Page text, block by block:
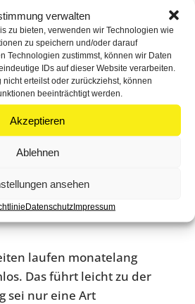
verwalten
zu bieten, verwenden wir Technologien wie
zu speichern und/oder darauf
Technologien zustimmst, können wir Daten
IDs auf dieser Website verarbeiten.
erteilst oder zurückziehst, können
beeinträchtigt werden.
Akzeptieren
Ablehnen
ansehen
DatenschutzImpressum
auch, sauber zu
laufender technischer
Sonderprojekten.
schafft Vertrauen. Denn
entscheidend, ob ein
selbst macht. Entscheidend
was im Service enthalten
beginnt und wie schnell im
ohne klare Zuständigkeit
laufen monatelang
Das führt leicht zu der
sei nur eine Art